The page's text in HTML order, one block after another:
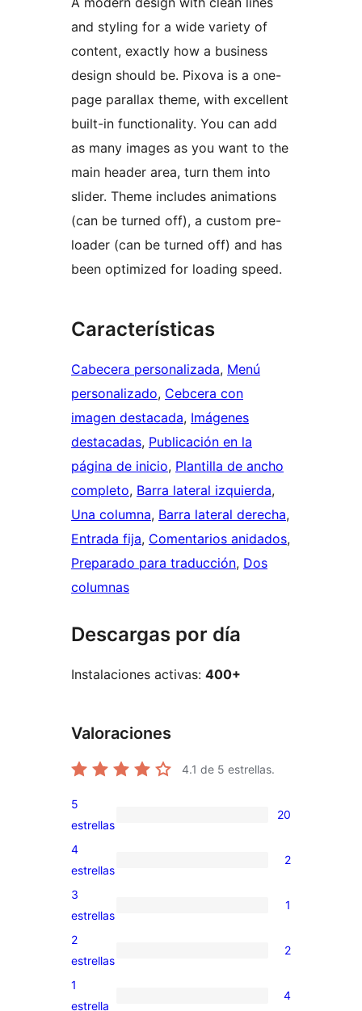
and styling for a wide variety of
content, exactly how a business
design should be. Pixova is a one-
page parallax theme, with excellent
built-in functionality. You can add
as many images as you want to the
main header area, turn them into
slider. Theme includes animations
(can be turned off), a custom pre-
loader (can be turned off) and has
been optimized for loading speed.
Características
Cabecera personalizada, Menú
personalizado, Cebcera con
imagen destacada, Imágenes
destacadas, Publicación en la
página de inicio, Plantilla de ancho
completo, Barra lateral izquierda
Una columna, Barra lateral derecha
Entrada fija, Comentarios anidados
Preparado para traducción, Dos
columnas
Descargas por día
Instalaciones activas: 400+
Valoraciones
4.1 de 5 estrellas.
20
valoraciones
de
5
estrellas
20
2
valoraciones
de
4
estrellas
2
1
valoración
de
3
estrellas
1
2
valoraciones
de
2
estrellas
2
4
1
estrella
4